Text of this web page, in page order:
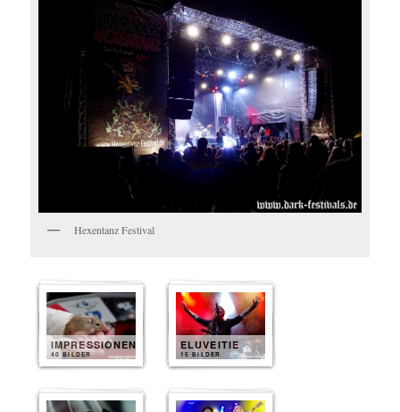
Hexentanz Festival
IMPRESSIONEN
40 BILDER
ELUVEITIE
15 BILDER